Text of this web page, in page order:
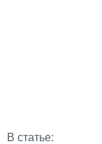
В статье: